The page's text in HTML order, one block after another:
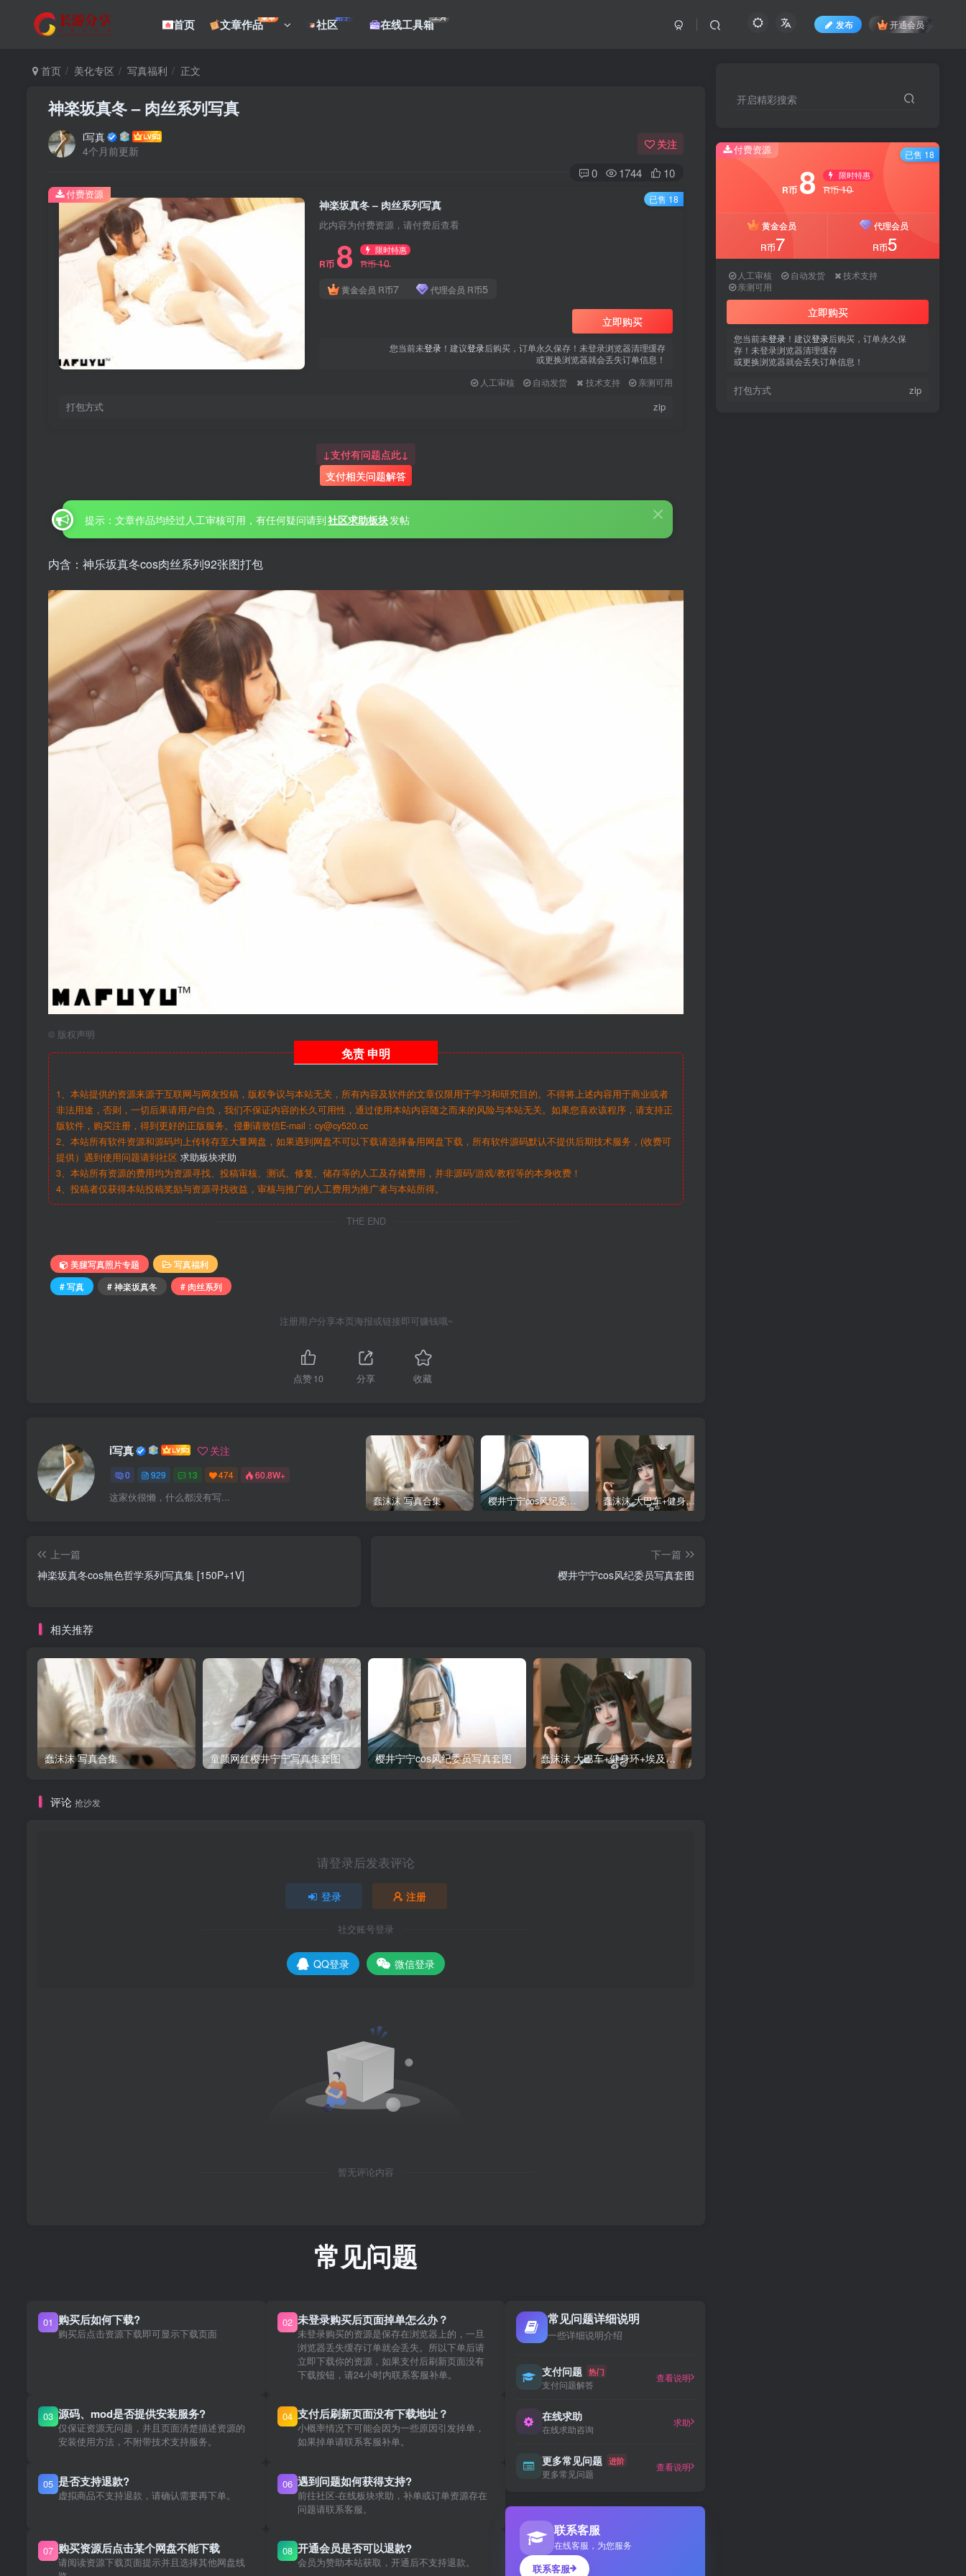
首页 文章作品菜单 社区帖子 在线工具箱工具
发布 开通会员
首页 美化专区 写真福利 正文
神楽坂真冬 – 肉丝系列写真
i写真
4个月前更新
关注
0 1744 10
神楽坂真冬 – 肉丝系列写真
此内容为付费资源，请付费后查看
R币 8 限时特惠
R币10
黄金会员 R币7 代理会员 R币5
立即购买
您当前未登录 ！建议登录后购买，订单永久保存！未登录浏览器清理缓存
或更换浏览器就会丢失订单信息！
人工审核
自动发货 技术支持 亲测可用
打包方式 zip
付费资源 已售 18
↓支付有问题点此↓
支付相关问题解答
提示：文章作品均经过人工审核可用，有任何疑问请到社区求助板块发帖
内含：神乐坂真冬cos肉丝系列92张图打包
© 版权声明
免责 申明
1、本站提供的资源来源于互联网与网友投稿，版权争议与本站无关，所有内容及软件的文章仅限用于学习和研究目的。不得将上述内容用于商业或者
非法用途，否则，一切后果请用户自负，我们不保证内容的长久可用性，通过使用本站内容随之而来的风险与本站无关。如果您喜欢该程序，请支持正
版软件，购买注册，得到更好的正版服务。侵删请致信E-mail：cy@cy520.cc
2、本站所有软件资源和源码均上传转存至大量网盘，如果遇到网盘不可以下载请选择备用网盘下载，所有软件源码默认不提供后期技术服务，(收费可
提供）遇到使用问题请到社区 求助板块求助
3、本站所有资源的费用均为资源寻找、投稿审核、测试、修复、储存等的人工及存储费用，并非源码/游戏/教程等的本身收费！
4、投稿者仅获得本站投稿奖励与资源寻找收益，审核与推广的人工费用为推广者与本站所得。
THE END
美腿写真照片专题
写真福利
# 写真
# 神楽坂真冬 # 肉丝系列
注册用户分享本页海报或链接即可赚钱哦~
点赞10 分享 收藏
i写真 关注
0 929 13 474 60.8W+
这家伙很懒，什么都没有写... 蠢沫沫 写真合集 樱井宁宁cos风纪委员写真套图 蠢沫沫 大巴车+健身环+埃及喵COS写真合集
上一篇
神楽坂真冬cos無色哲学系列写真集 [150P+1V]
下一篇
樱井宁宁cos风纪委员写真套图
相关推荐
蠢沫沫 写真合集 童颜网红樱井宁宁写真集套图 樱井宁宁cos风纪委员写真套图 蠢沫沫 大巴车+健身环+埃及喵COS写真合集
评论 抢沙发
请登录后发表评论
登录 注册
社交账号登录
QQ登录 微信登录
暂无评论内容
常见问题
01 购买后如何下载?
购买后点击资源下载即可显示下载页面
02 未登录购买后页面掉单怎么办？
未登录购买的资源是保存在浏览器上的，一旦
浏览器丢失缓存订单就会丢失。所以下单后请
立即下载你的资源，如果支付后刷新页面没有
下载按钮，请24小时内联系客服补单。
03 源码、mod是否提供安装服务?
仅保证资源无问题，并且页面清楚描述资源的
安装使用方法，不附带技术支持服务。
04 支付后刷新页面没有下载地址？
小概率情况下可能会因为一些原因引发掉单，
如果掉单请联系客服补单。
05 是否支持退款?
虚拟商品不支持退款，请确认需要再下单。
06 遇到问题如何获得支持?
前往社区-在线板块求助，补单或订单资源存在
问题请联系客服。
07 购买资源后点击某个网盘不能下载
请阅读资源下载页面提示并且选择其他网盘线
08 开通会员是否可以退款?
会员为赞助本站获取，开通后不支持退款。
常见问题详细说明
一些详细说明介绍
支付问题 热门
支付问题解答
查看说明
在线求助
在线求助咨询
求助
更多常见问题 进阶
更多常见问题
查看说明
联系客服
在线客服，为您服务
联系客服
开启精彩搜索
付费资源
R币 8 限时特惠
R币10
黄金会员
R币7
代理会员
R币5
人工审核 自动发货
技术支持
亲测可用
立即购买
您当前未登录 ！建议登录后购买，订单永久保
存！未登录浏览器清理缓存
或更换浏览器就会丢失订单信息！
打包方式 zip
已售 18
开启精彩搜索
付费资源
R币 8 限时特惠
R币10
黄金会员
R币7
代理会员
R币5
人工审核 自动发货
技术支持
亲测可用
立即购买
您当前未登录 ！建议登录后购买，订单永久保
存！未登录浏览器清理缓存
或更换浏览器就会丢失订单信息！
打包方式 zip
已售 18